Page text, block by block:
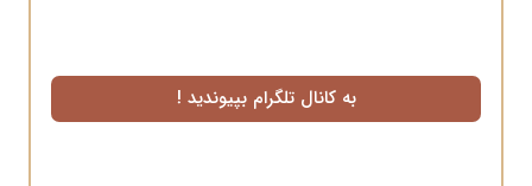
به کانال تلگرام بپیوندید !